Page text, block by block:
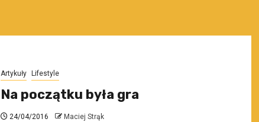
Artykuły Lifestyle
Na początku była gra
24/04/2016 Maciej Strąk